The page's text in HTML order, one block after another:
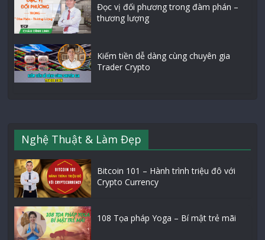
Đọc vị đối phương trong đàm phán –
thương lượng
Kiếm tiền dễ dàng cùng chuyên gia
Trader Crypto
Nghệ Thuật & Làm Đẹp
Bitcoin 101 – Hành trình triệu đô với
Crypto Currency
108 Tọa pháp Yoga – Bí mật trẻ mãi